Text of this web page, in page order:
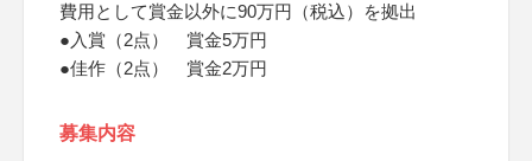
費用として賞金以外に90万円（税込）を拠出
●入賞（2点） 賞金5万円
●佳作（2点） 賞金2万円
募集内容